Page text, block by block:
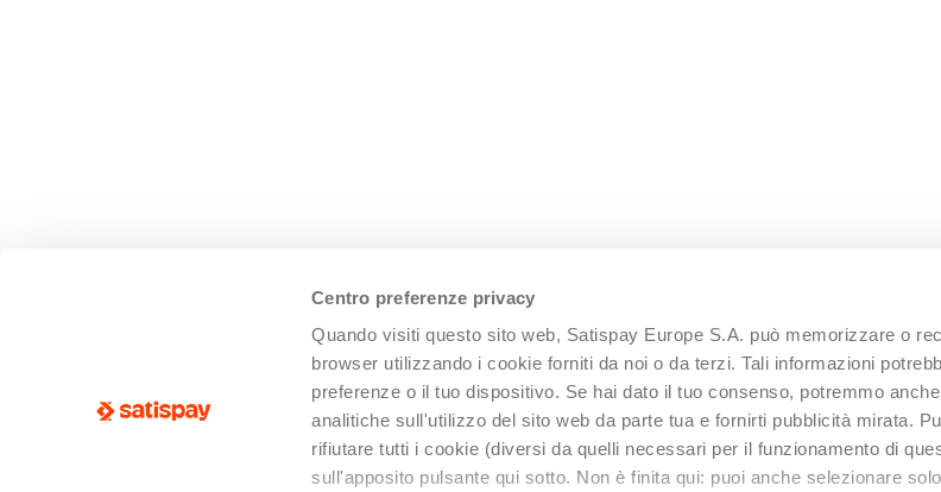
Centro preferenze privacy
Quando visiti questo sito web, Satispay Europe S.A. può memorizzare o
browser utilizzando i cookie forniti da noi o da terzi. Tali informazioni
preferenze o il tuo dispositivo. Se hai dato il tuo consenso, potremmo
analitiche sull'utilizzo del sito web da parte tua e fornirti pubblicità mirata.
rifiutare tutti i cookie (diversi da quelli necessari per il funzionamento di
sull'apposito pulsante qui sotto. Non è finita qui: puoi anche selezionare